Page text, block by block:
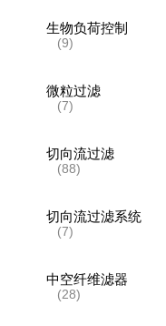
生物负荷控制
(9)
微粒过滤
(7)
切向流过滤
(88)
切向流过滤系统
(7)
中空纤维滤器
(28)